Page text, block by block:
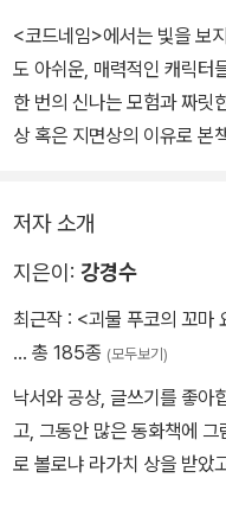
<코드네임>에서는 빛을 보
도 아쉬운, 매력적인 캐릭터
한 번의 신나는 모험과 짜릿
상 혹은 지면상의 이유로 본
MSG 첩보국의 만년 예비
록’이 담긴 다채로운 볼거
남을 만하다. 《코드네임 숏컷
면서도 그 안에서 미처 보여
게 신선하고 색다른 즐거움
저자 소개
지은이: 강경수
최근작 : <괴물 푸코의 꼬마
… 총 185종 (모두보기)
낙서와 공상, 글쓰기를 좋아
고, 그동안 많은 동화책에 그림을 그렸습니
로 볼로냐 라가치 상을 받았